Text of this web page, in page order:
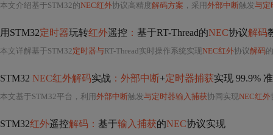
本文介绍基于STM32的NEC红外协议高精度解码方案 ，采用外部中断触发与定
用STM32定时器玩转红外遥控 ： 基于RT-Thread的NEC协议解码
本文详解基于STM32定时器与RT-Thread实时操作系统实现NEC红外协议解码的
STM32 NEC红外解码实战 ：外部中断+定时器捕获实现 99.9%
本文基于STM32平台，利用外部中断触发与定时器输入捕获协同实现NEC红外
STM32红外遥控解码： 基于输入捕获的NEC协议实现